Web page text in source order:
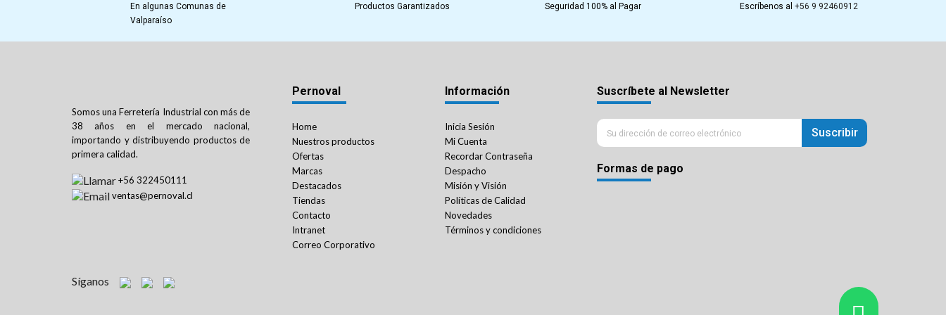
En algunas Comunas de
Valparaíso
Productos Garantizados Seguridad 100% al Pagar Escríbenos al+56 9 92460912
Somos una Ferretería Industrial con más de
38 años en el mercado nacional,
importando y distribuyendo productos de
primera calidad.
+56 322450111
ventas@pernoval.cl
Síganos
Pernoval
Home
Nuestros productos
Ofertas
Marcas
Destacados
Tiendas
Contacto
Intranet
Correo Corporativo
Información
Inicia Sesión
Mi Cuenta
Recordar Contraseña
Despacho
Misión y Visión
Políticas de Calidad
Novedades
Términos y condiciones
Suscríbete al Newsletter
Suscribir
Formas de pago